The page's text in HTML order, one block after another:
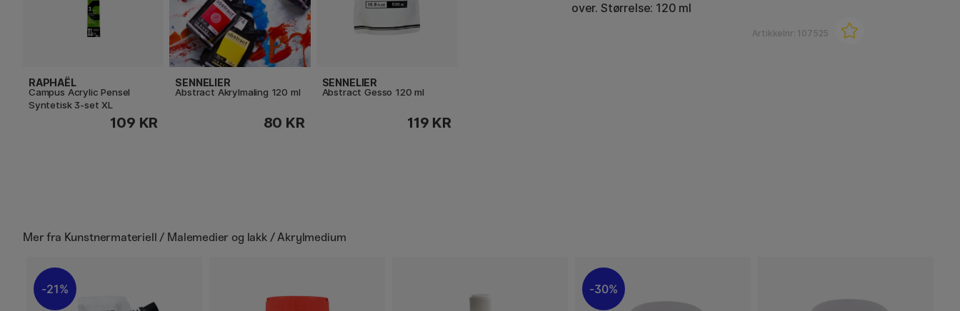
RAPHAËL
Campus Acrylic Pensel
Syntetisk 3-set XL
109 KR
SENNELIER
Abstract Akrylmaling 120 ml
80 KR
SENNELIER
Abstract Gesso 120 ml
119 KR
over. Størrelse: 120 ml
Artikkelnr: 107525
Mer fra Kunstnermateriell / Malemedier og lakk / Akrylmedium
21% 30%